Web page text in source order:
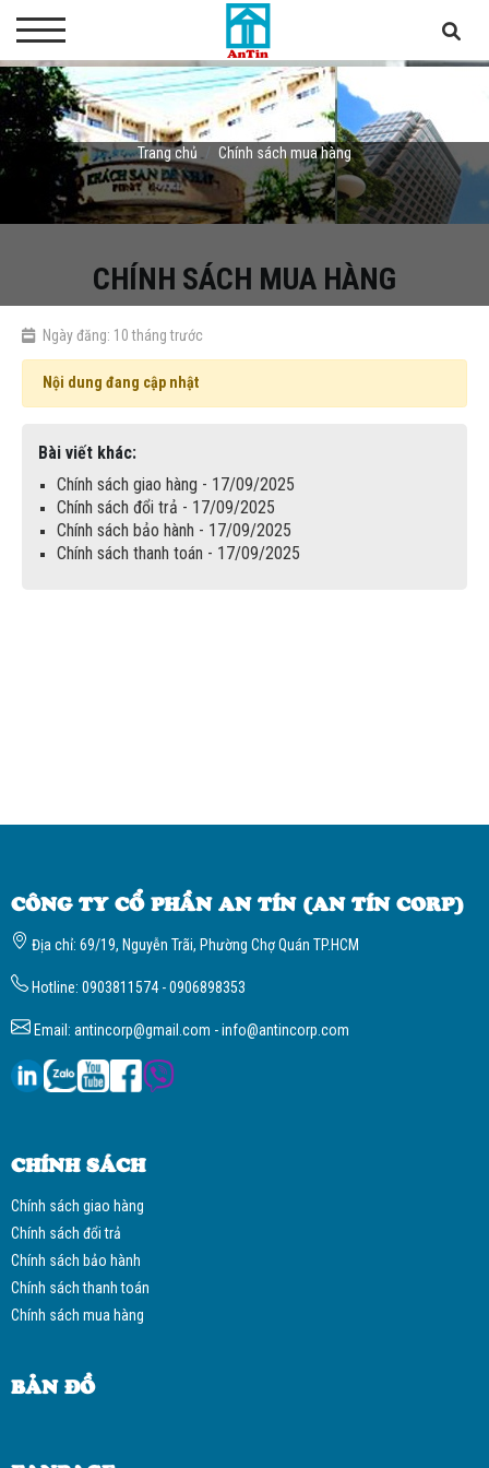
Trang chủ Chính sách mua hàng
CHÍNH SÁCH MUA HÀNG
Ngày đăng: 10 tháng trước
Nội dung đang cập nhật
Bài viết khác:
Chính sách giao hàng - 17/09/2025
Chính sách đổi trả - 17/09/2025
Chính sách bảo hành - 17/09/2025
Chính sách thanh toán - 17/09/2025
CÔNG TY CỔ PHẦN AN TÍN (AN TÍN CORP)
Địa chỉ: 69/19, Nguyễn Trãi, Phường Chợ Quán TP.HCM
Hotline: 0903811574 - 0906898353
Email: antincorp@gmail.com - info@antincorp.com
CHÍNH SÁCH
Chính sách giao hàng
Chính sách đổi trả
Chính sách bảo hành
Chính sách thanh toán
Chính sách mua hàng
BẢN ĐỒ